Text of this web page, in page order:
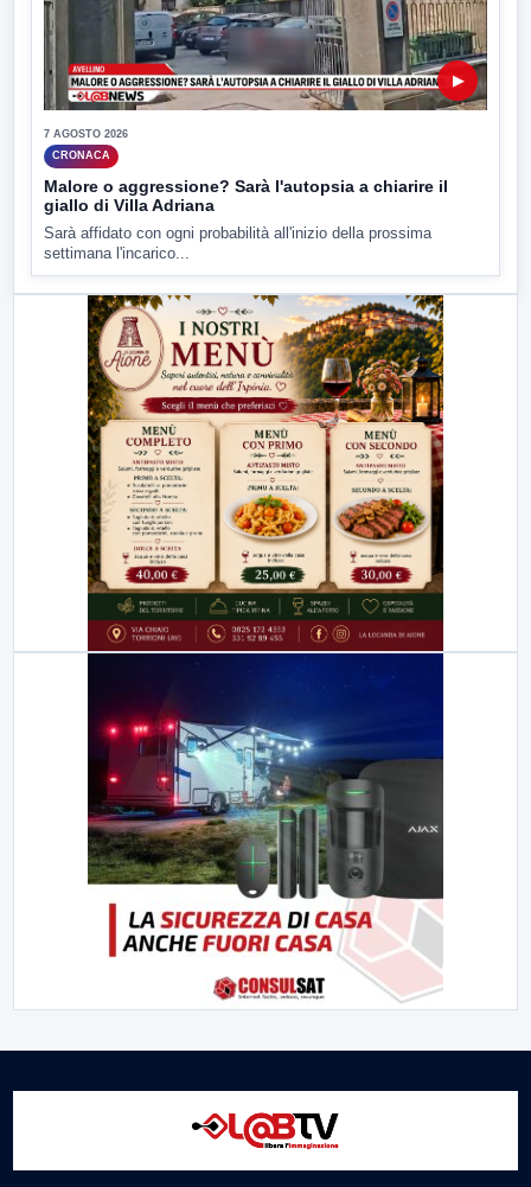
▶
7 AGOSTO 2026
CRONACA
Malore o aggressione? Sarà l'autopsia a chiarire il
giallo di Villa Adriana
Sarà affidato con ogni probabilità all'inizio della prossima
settimana l'incarico...